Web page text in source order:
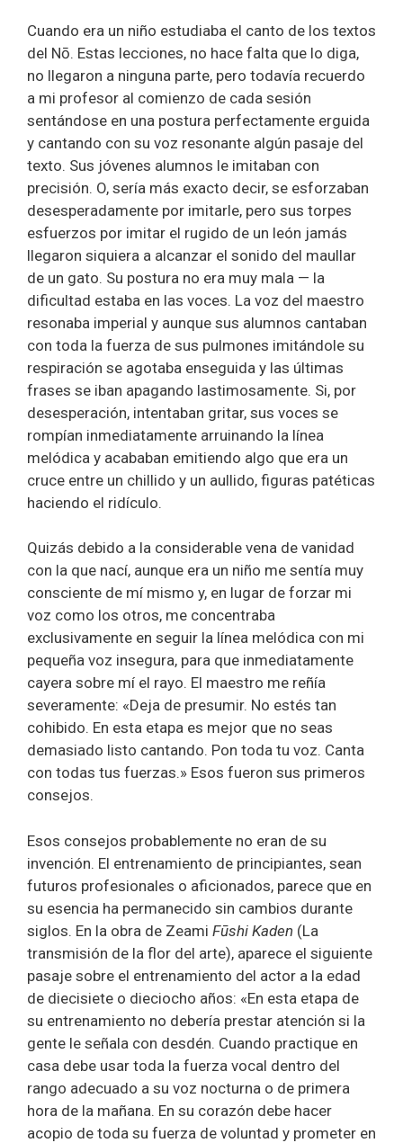
Cuando era un niño estudiaba el canto de los textos
del Nō. Estas lecciones, no hace falta que lo diga,
no llegaron a ninguna parte, pero todavía recuerdo
a mi profesor al comienzo de cada sesión
sentándose en una postura perfectamente erguida
y cantando con su voz resonante algún pasaje del
texto. Sus jóvenes alumnos le imitaban con
precisión. O, sería más exacto decir, se esforzaban
desesperadamente por imitarle, pero sus torpes
esfuerzos por imitar el rugido de un león jamás
llegaron siquiera a alcanzar el sonido del maullar
de un gato. Su postura no era muy mala — la
dificultad estaba en las voces. La voz del maestro
resonaba imperial y aunque sus alumnos cantaban
con toda la fuerza de sus pulmones imitándole su
respiración se agotaba enseguida y las últimas
frases se iban apagando lastimosamente. Si, por
desesperación, intentaban gritar, sus voces se
rompían inmediatamente arruinando la línea
melódica y acababan emitiendo algo que era un
cruce entre un chillido y un aullido, figuras patéticas
haciendo el ridículo.
Quizás debido a la considerable vena de vanidad
con la que nací, aunque era un niño me sentía muy
consciente de mí mismo y, en lugar de forzar mi
voz como los otros, me concentraba
exclusivamente en seguir la línea melódica con mi
pequeña voz insegura, para que inmediatamente
cayera sobre mí el rayo. El maestro me reñía
severamente: «Deja de presumir. No estés tan
cohibido. En esta etapa es mejor que no seas
demasiado listo cantando. Pon toda tu voz. Canta
con todas tus fuerzas.» Esos fueron sus primeros
consejos.
Esos consejos probablemente no eran de su
invención. El entrenamiento de principiantes, sean
futuros profesionales o aficionados, parece que en
su esencia ha permanecido sin cambios durante
siglos. En la obra de Zeami Fūshi Kaden (La
transmisión de la flor del arte), aparece el siguiente
pasaje sobre el entrenamiento del actor a la edad
de diecisiete o dieciocho años: «En esta etapa de
su entrenamiento no debería prestar atención si la
gente le señala con desdén. Cuando practique en
casa debe usar toda la fuerza vocal dentro del
rango adecuado a su voz nocturna o de primera
hora de la mañana. En su corazón debe hacer
acopio de toda su fuerza de voluntad y prometer en